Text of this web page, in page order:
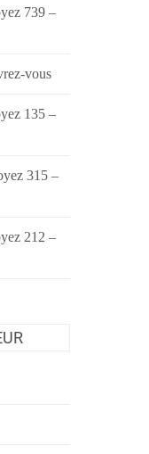
739 –
vous
135 –
315 –
212 –